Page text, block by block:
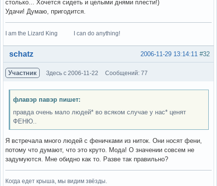
столько... Хочется сидеть и целыми днями плести!)
Удачи! Думаю, пригодится.
I am the Lizard King I can do anything!
Вне форума #32
2006-11-29 13:14:11
schatz
Участник Здесь с 2006-11-22 Сообщений: 77
флавэр павэр пишет:
правда очень мало людей* во всяком случае у нас* ценят
ФЕНЮ..
Я встречала много людей с феничками из ниток. Они носят фени,
потому что думают, что это круто. Мода! О значении совсем не
задумуются. Мне обидно как то. Разве так правильно?
Когда едет крыша, мы видим звёзды.